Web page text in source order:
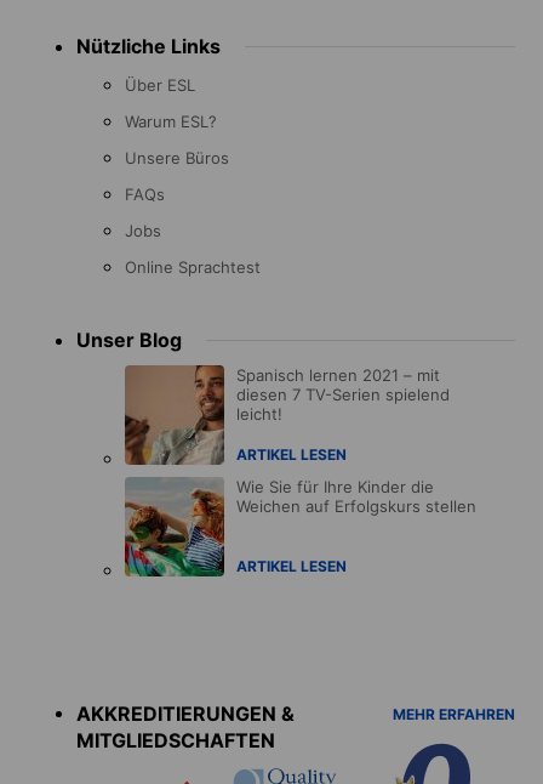
Nützliche Links
Über ESL
Warum ESL?
Unsere Büros
FAQs
Jobs
Online Sprachtest
Unser Blog
Spanisch lernen 2021 – mit
diesen 7 TV-Serien spielend
leicht!
ARTIKEL LESEN
Wie Sie für Ihre Kinder die
Weichen auf Erfolgskurs stellen
ARTIKEL LESEN
AKKREDITIERUNGEN &
MITGLIEDSCHAFTEN
MEHR ERFAHREN